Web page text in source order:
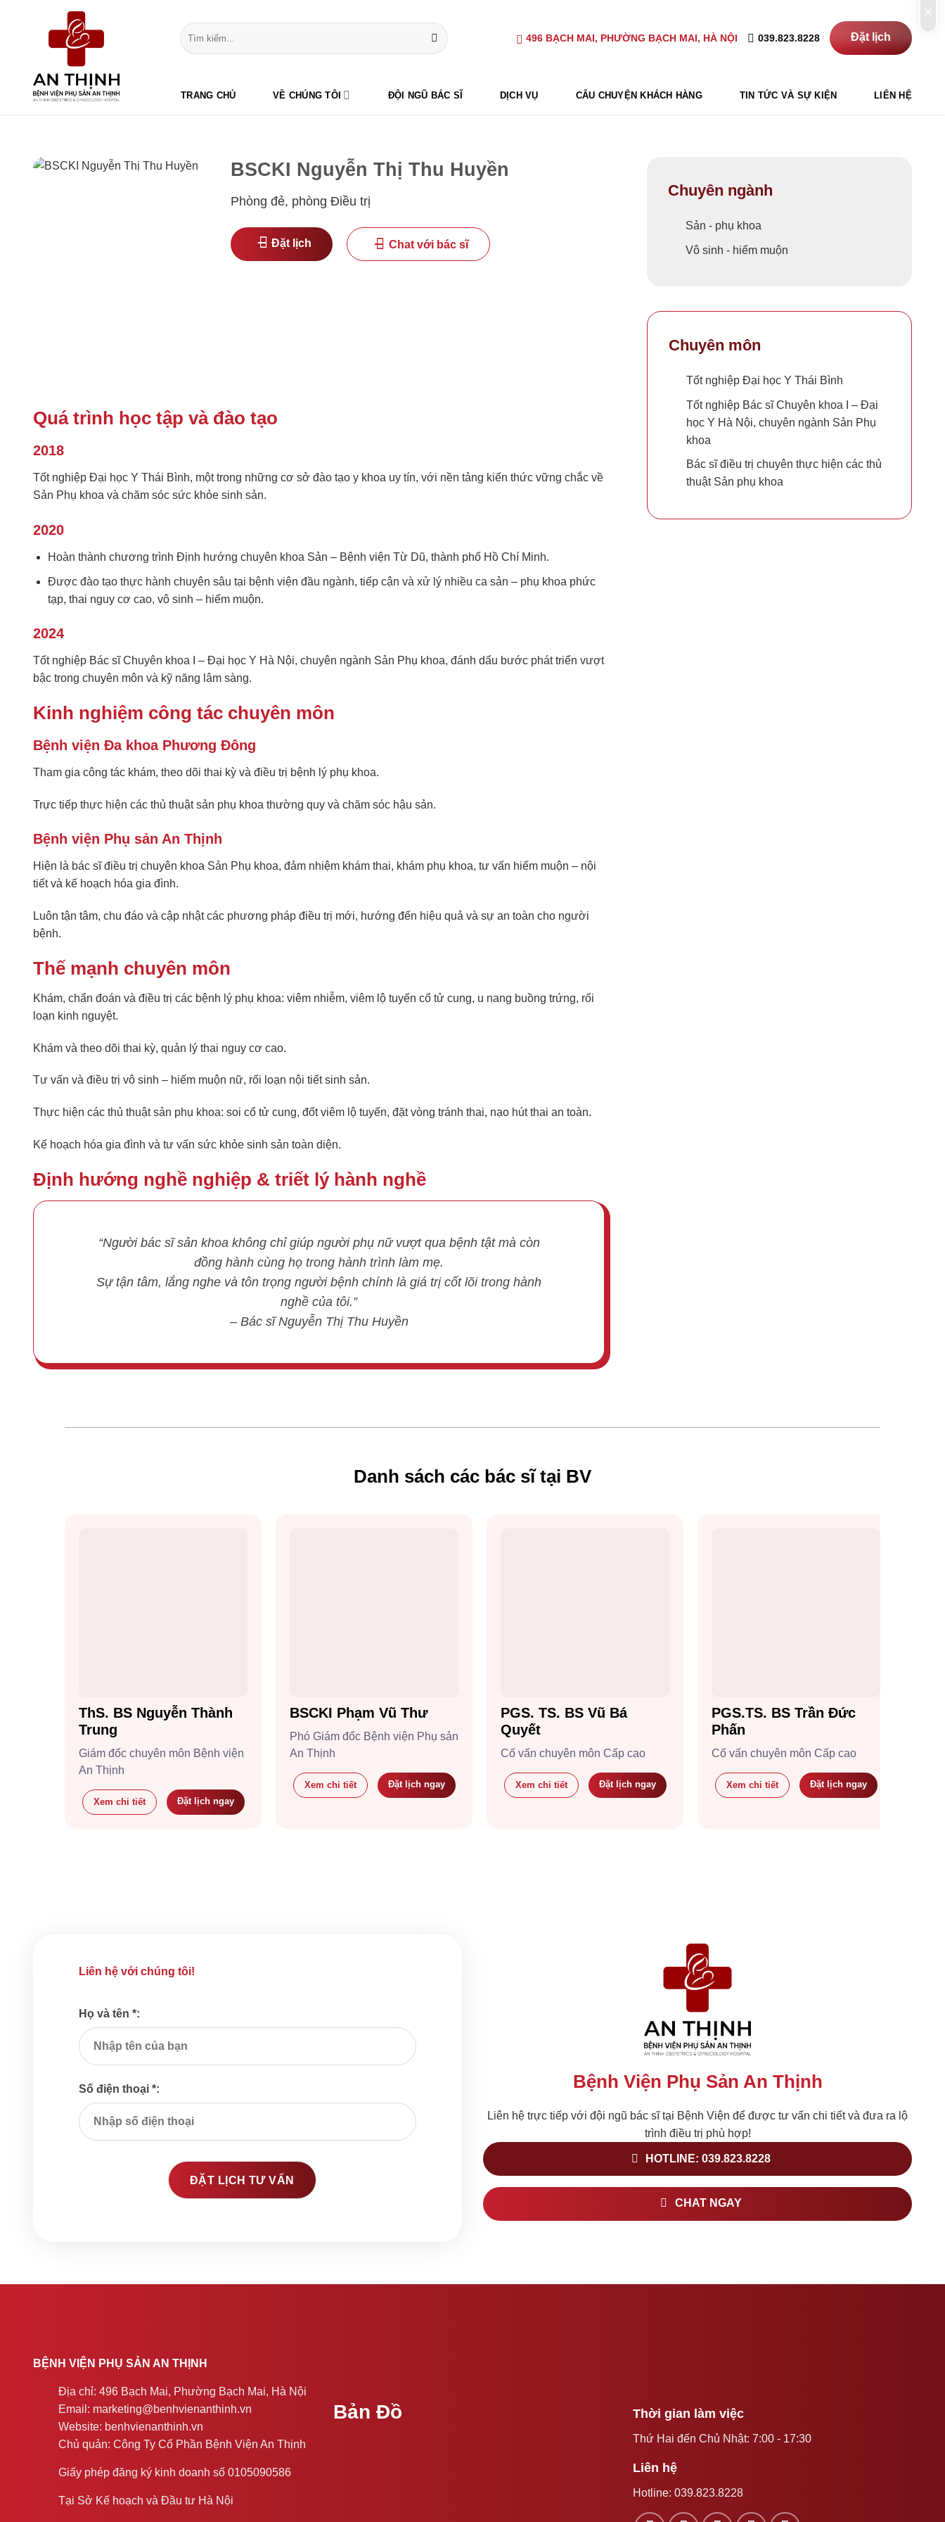
496 BẠCH MAI, PHƯỜNG BẠCH MAI, HÀ NỘI 039.823.8228 Đặt lịch
TRANG CHỦ VỀ CHÚNG TÔI ĐỘI NGŨ BÁC SĨ DỊCH VỤ CÂU CHUYỆN KHÁCH HÀNG TIN TỨC VÀ SỰ KIỆN LIÊN HỆ
BSCKI Nguyễn Thị Thu Huyền
Phòng đẻ, phòng Điều trị
Đặt lịch Chat với bác sĩ
Quá trình học tập và đào tạo
2018
Tốt nghiệp Đại học Y Thái Bình, một trong những cơ sở đào tạo y khoa uy tín, với nền tảng kiến thức vững chắc về
Sản Phụ khoa và chăm sóc sức khỏe sinh sản.
2020
Hoàn thành chương trình Định hướng chuyên khoa Sản – Bệnh viện Từ Dũ, thành phố Hồ Chí Minh.
Được đào tạo thực hành chuyên sâu tại bệnh viện đầu ngành, tiếp cận và xử lý nhiều ca sản – phụ khoa phức
tạp, thai nguy cơ cao, vô sinh – hiếm muộn.
2024
Tốt nghiệp Bác sĩ Chuyên khoa I – Đại học Y Hà Nội, chuyên ngành Sản Phụ khoa, đánh dấu bước phát triển vượt
bậc trong chuyên môn và kỹ năng lâm sàng.
Kinh nghiệm công tác chuyên môn
Bệnh viện Đa khoa Phương Đông
Tham gia công tác khám, theo dõi thai kỳ và điều trị bệnh lý phụ khoa.
Trực tiếp thực hiện các thủ thuật sản phụ khoa thường quy và chăm sóc hậu sản.
Bệnh viện Phụ sản An Thịnh
Hiện là bác sĩ điều trị chuyên khoa Sản Phụ khoa, đảm nhiệm khám thai, khám phụ khoa, tư vấn hiếm muộn – nội
tiết và kế hoạch hóa gia đình.
Luôn tận tâm, chu đáo và cập nhật các phương pháp điều trị mới, hướng đến hiệu quả và sự an toàn cho người
bệnh.
Thế mạnh chuyên môn
Khám, chẩn đoán và điều trị các bệnh lý phụ khoa: viêm nhiễm, viêm lộ tuyến cổ tử cung, u nang buồng trứng, rối
loạn kinh nguyệt.
Khám và theo dõi thai kỳ, quản lý thai nguy cơ cao.
Tư vấn và điều trị vô sinh – hiếm muộn nữ, rối loạn nội tiết sinh sản.
Thực hiện các thủ thuật sản phụ khoa: soi cổ tử cung, đốt viêm lộ tuyến, đặt vòng tránh thai, nạo hút thai an toàn.
Kế hoạch hóa gia đình và tư vấn sức khỏe sinh sản toàn diện.
Định hướng nghề nghiệp & triết lý hành nghề
“Người bác sĩ sản khoa không chỉ giúp người phụ nữ vượt qua bệnh tật mà còn
đồng hành cùng họ trong hành trình làm mẹ.
Sự tận tâm, lắng nghe và tôn trọng người bệnh chính là giá trị cốt lõi trong hành
nghề của tôi.”
– Bác sĩ Nguyễn Thị Thu Huyền
Chuyên ngành
Sản - phụ khoa
Vô sinh - hiếm muộn
Chuyên môn
Tốt nghiệp Đại học Y Thái Bình
Tốt nghiệp Bác sĩ Chuyên khoa I – Đại
học Y Hà Nội, chuyên ngành Sản Phụ
khoa
Bác sĩ điều trị chuyên thực hiện các thủ
thuật Sản phụ khoa
Danh sách các bác sĩ tại BV
ThS. BS Nguyễn Thành
Trung
Giám đốc chuyên môn Bệnh viện
An Thịnh
Xem chi tiết Đặt lịch ngay
BSCKI Phạm Vũ Thư
Phó Giám đốc Bệnh viện Phụ sản
An Thịnh
Xem chi tiết Đặt lịch ngay
PGS. TS. BS Vũ Bá
Quyết
Cố vấn chuyên môn Cấp cao
Xem chi tiết Đặt lịch ngay
PGS.TS. BS Trần Đức
Phấn
Cố vấn chuyên môn Cấp cao
Xem chi tiết Đặt lịch ngay
Liên hệ với chúng tôi!
Họ và tên *:
Số điện thoại *: Bệnh Viện Phụ Sản An Thịnh
Liên hệ trực tiếp với đội ngũ bác sĩ tại Bệnh Viện để được tư vấn chi tiết và đưa ra lộ
trình điều trị phù hợp!
HOTLINE: 039.823.8228
CHAT NGAY
BỆNH VIỆN PHỤ SẢN AN THỊNH
Địa chỉ: 496 Bạch Mai, Phường Bạch Mai, Hà Nội
Email: marketing@benhvienanthinh.vn
Website: benhvienanthinh.vn
Chủ quản: Công Ty Cổ Phần Bệnh Viện An Thịnh
Giấy phép đăng ký kinh doanh số 0105090586
Tại Sở Kế hoạch và Đầu tư Hà Nội
Bản Đồ Thời gian làm việc
Thứ Hai đến Chủ Nhật: 7:00 - 17:30
Liên hệ
Hotline:039.823.8228
×